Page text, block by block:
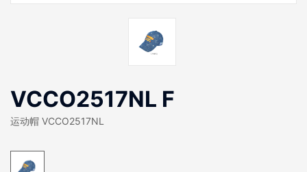
VCCO2517NL F
运动帽 VCCO2517NL